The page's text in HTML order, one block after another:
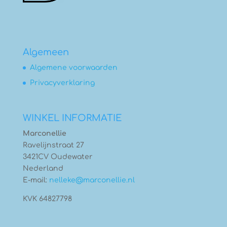
Algemeen
Algemene voorwaarden
Privacyverklaring
WINKEL INFORMATIE
Marconellie
Ravelijnstraat 27
3421CV Oudewater
Nederland
E-mail: nelleke@marconellie.nl
KVK 64827798